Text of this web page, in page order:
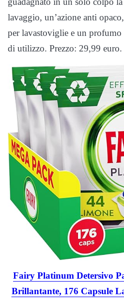
lavaggio, un’azione anti
per lavastoviglie e un
di utilizzo. Prezzo: 29,99 euro.
Fairy Platinum Detersivo
Brillantante, 176 Capsule